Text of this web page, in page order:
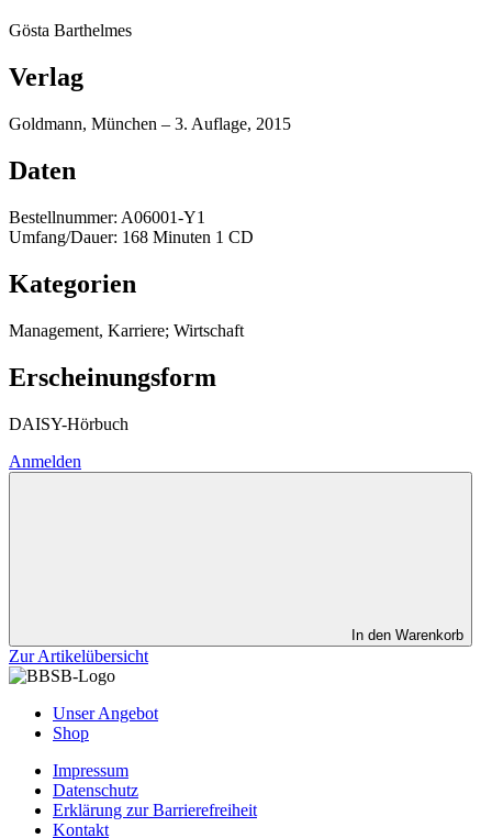
Gösta Barthelmes
Verlag
Goldmann, München – 3. Auflage, 2015
Daten
Bestellnummer: A06001-Y1
Umfang/Dauer: 168 Minuten 1 CD
Kategorien
Management, Karriere; Wirtschaft
Erscheinungsform
DAISY-Hörbuch
Anmelden
In den Warenkorb
Zur Artikelübersicht
Unser Angebot
Shop
Impressum
Datenschutz
Erklärung zur Barrierefreiheit
Kontakt